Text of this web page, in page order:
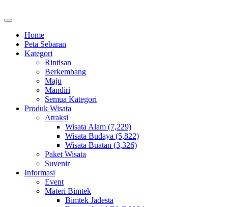
Home
Peta Sebaran
Kategori
Rintisan
Berkembang
Maju
Mandiri
Semua Kategori
Produk Wisata
Atraksi
Wisata Alam (7,229)
Wisata Budaya (5,822)
Wisata Buatan (3,326)
Paket Wisata
Suvenir
Informasi
Event
Materi Bimtek
Bimtek Jadesta